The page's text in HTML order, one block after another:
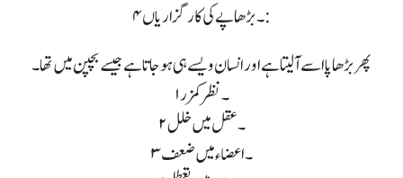
۴۔ بڑھاپے کی کارگزاریاں :
پھر بڑھاپا اسے آلیتا ہے اور انسان ویسے ہی ہو جاتا ہے جیسے بچپن میں تھا۔
۱۔ نظر کمزر
۲۔ عقل میں خلل
۳۔ اعضاء میں ضعف